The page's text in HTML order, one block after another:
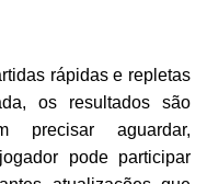
rápidas e repletas
os resultados são
precisar aguardar,
pode participar